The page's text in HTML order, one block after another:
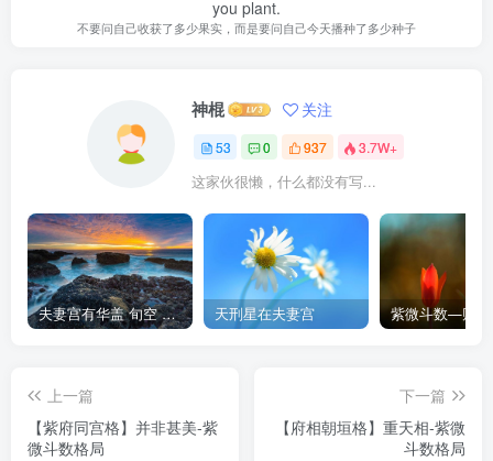
you plant.
不要问自己收获了多少果实，而是要问自己今天播种了多少种子
神棍 关注
53 0 937 3.7W+
这家伙很懒，什么都没有写...
夫妻宫有华盖 旬空 截空 天刑星在夫妻宫
上一篇
【紫府同宫格】并非甚美-紫
微斗数格局
下一篇
【府相朝垣格】重天相-紫微
斗数格局